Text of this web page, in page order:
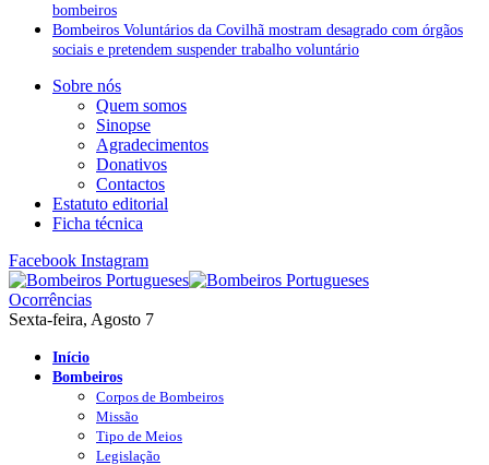
bombeiros
Bombeiros Voluntários da Covilhã mostram desagrado com órgãos
sociais e pretendem suspender trabalho voluntário
Sobre nós
Quem somos
Sinopse
Agradecimentos
Donativos
Contactos
Estatuto editorial
Ficha técnica
Facebook Instagram
Ocorrências
Sexta-feira, Agosto 7
Início
Bombeiros
Corpos de Bombeiros
Missão
Tipo de Meios
Legislação